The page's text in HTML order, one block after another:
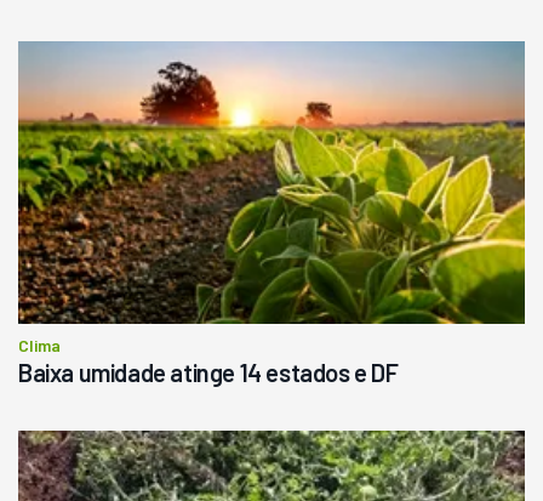
Clima
Baixa umidade atinge 14 estados e DF